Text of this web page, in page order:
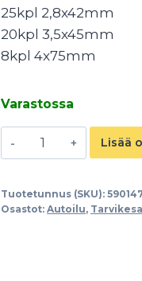
25kpl 2,8x42mm
20kpl 3,5x45mm
8kpl 4x75mm
Varastossa
Neulasokka
lajitelma
os
Lisää
Tuotetunnus (SKU):
Osastot:Autoilu,